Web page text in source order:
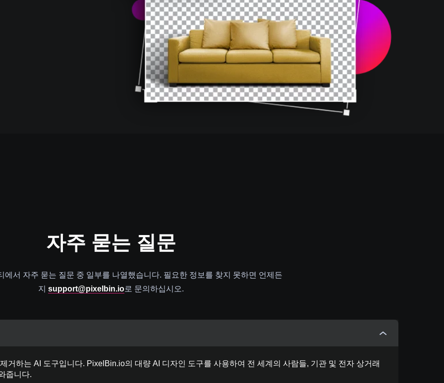
자주 묻는 질문
에서 자주 묻는 질문 중 일부를 나열했습니다. 필요한 정보를 찾지 못하면 언제든
지 support@pixelbin.io로 문의하십시오.
거하는 AI 도구입니다. PixelBin.io의 대량 AI 디자인 도구를 사용하여 전 세계의 사람들, 기관 및 전자 상거래
줍니다.